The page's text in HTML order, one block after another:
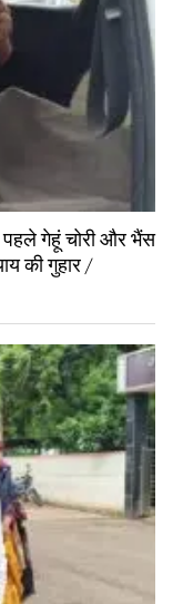
गेहूं चोरी और भैंस
की गुहार /